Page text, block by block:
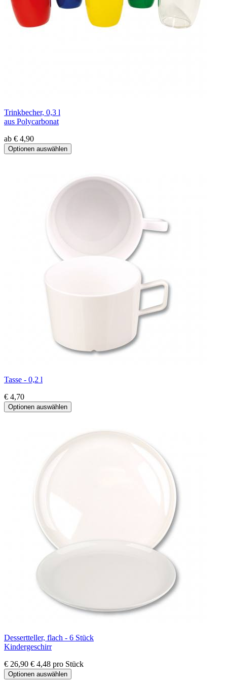
Trinkbecher, 0,3 l
aus Polycarbonat
ab € 4,90
Tasse - 0,2 l
€ 4,70
Dessertteller, flach - 6 Stück
Kindergeschirr
€ 26,90 € 4,48 pro Stück